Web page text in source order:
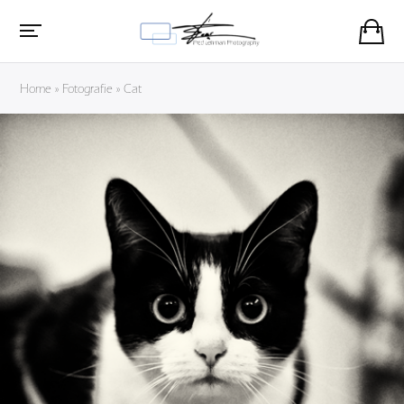
Home » Fotografie »Cat